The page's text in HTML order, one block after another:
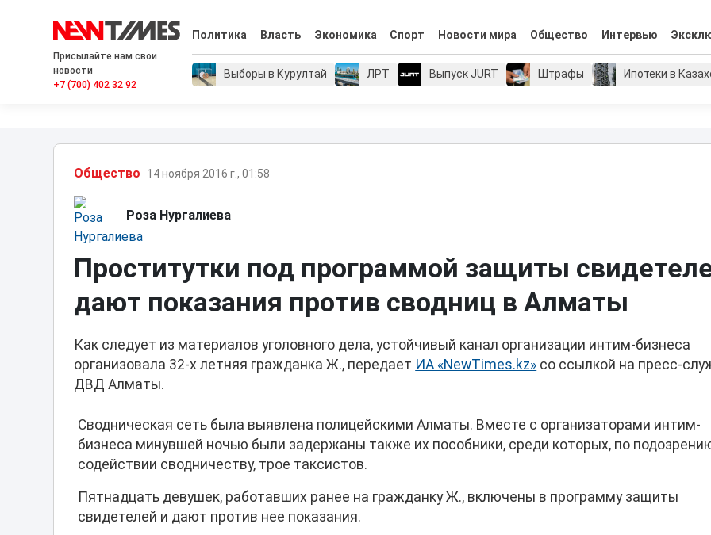
Присылайте нам свои
новости
+7 (700) 402 32 92
Политика Власть Экономика Спорт Новости мира Общество Интервью
Выборы в Курултай ЛРТ Выпуск JURT Штрафы Ипотеки в
Общество 14 ноября 2016 г., 01:58
Роза Нургалиева
Проститутки под программой защиты
дают показания против сводниц в Алматы
Как следует из материалов уголовного дела, устойчивый канал организации интим-бизнеса
организовала 32-х летняя гражданка Ж., передает ИА «NewTimes.kz» со ссылкой на пресс-
ДВД Алматы.
Сводническая сеть была выявлена полицейскими Алматы. Вместе с организаторами интим-
бизнеса минувшей ночью были задержаны также их пособники, среди которых, по
содействии сводничеству, трое таксистов.
Пятнадцать девушек, работавших ранее на гражданку Ж., включены в программу защиты
свидетелей и дают против нее показания.